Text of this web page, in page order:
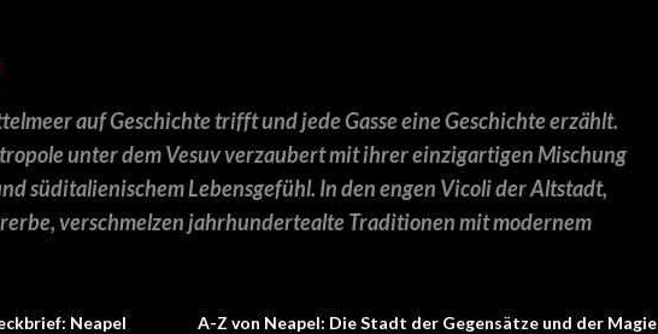
auf Geschichte trifft und jede Gasse eine Geschichte erzählt.
unter dem Vesuv verzaubert mit ihrer einzigartigen Mischung
süditalienischem Lebensgefühl. In den engen Vicoli der Altstadt,
verschmelzen jahrhundertealte Traditionen mit modernem
Neapel A-Z von Neapel: Die Stadt der Gegensätze und der Magie